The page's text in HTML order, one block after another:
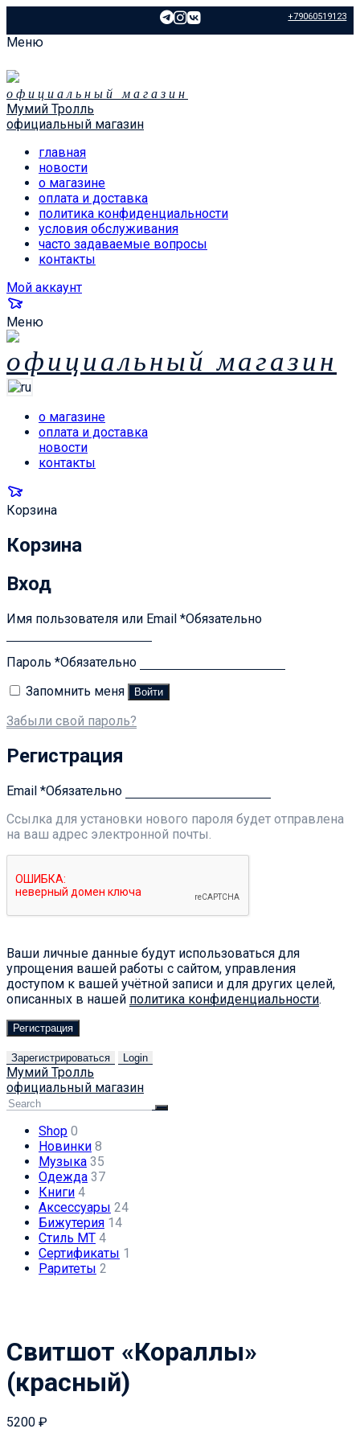
+79060519123
Меню
официальный магазин
Мумий Тролль
официальный магазин
главная
новости
о магазине
оплата и доставка
политика конфиденциальности
условия обслуживания
часто задаваемые вопросы
контакты
Мой аккаунт
Меню
официальный магазин
о магазине
оплата и доставка
новости
контакты
Корзина
Корзина
Вход
Имя пользователя или Email *Обязательно
Пароль *Обязательно
Запомнить меня
Войти
Забыли свой пароль?
Регистрация
Email *Обязательно
Ссылка для установки нового пароля будет отправлена ​​
на ваш адрес электронной почты.
Ваши личные данные будут использоваться для
упрощения вашей работы с сайтом, управления
доступом к вашей учётной записи и для других целей,
описанных в нашей политика конфиденциальности.
Регистрация
Зарегистрироваться Login
Мумий Тролль
официальный магазин
Shop 0
Новинки 8
Музыка 35
Одежда 37
Книги 4
Аксессуары 24
Бижутерия 14
Стиль МТ 4
Сертификаты 1
Раритеты 2
Свитшот «Кораллы»
(красный)
5200 ₽